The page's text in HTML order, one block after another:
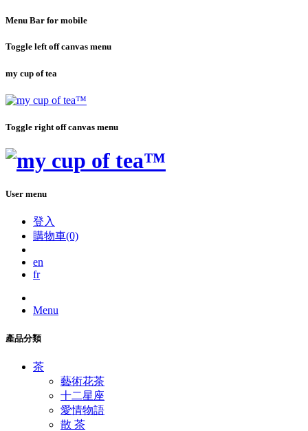
Menu Bar for mobile
Toggle left off canvas menu
my cup of tea
Toggle right off canvas menu
User menu
登入
購物車(0)
en
fr
Menu
產品分類
茶
藝術花茶
十二星座
愛情物語
散 茶